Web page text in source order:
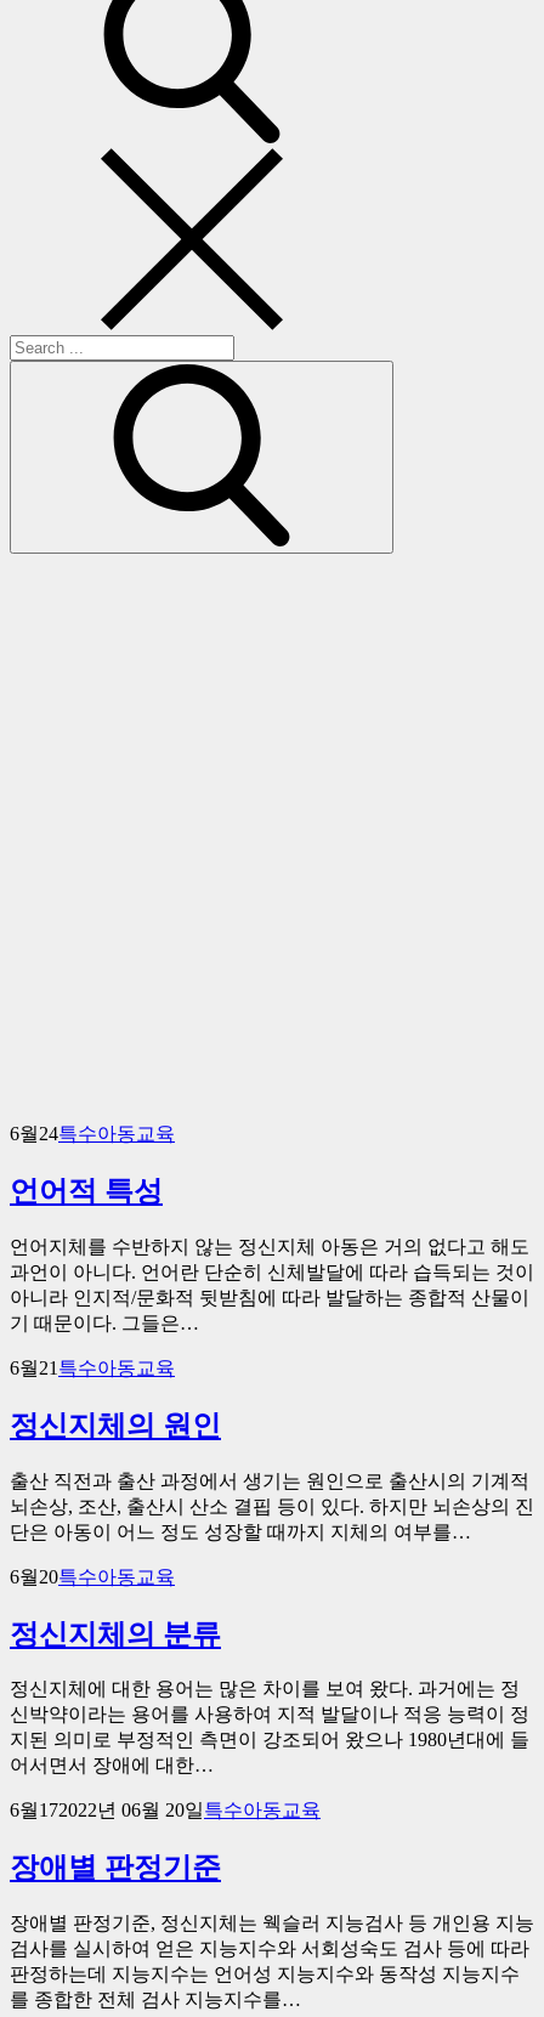
Search
for:
6월24특수아동교육
언어적 특성
언어지체를 수반하지 않는 정신지체 아동은 거의 없다고 해도
과언이 아니다. 언어란 단순히 신체발달에 따라 습득되는 것이
아니라 인지적/문화적 뒷받침에 따라 발달하는 종합적 산물이
기 때문이다. 그들은…
6월21 특수아동교육
정신지체의 원인
출산 직전과 출산 과정에서 생기는 원인으로 출산시의 기계적
뇌손상, 조산, 출산시 산소 결핍 등이 있다. 하지만 뇌손상의 진
단은 아동이 어느 정도 성장할 때까지 지체의 여부를…
6월20특수아동교육
정신지체의 분류
정신지체에 대한 용어는 많은 차이를 보여 왔다. 과거에는 정
신박약이라는 용어를 사용하여 지적 발달이나 적응 능력이 정
지된 의미로 부정적인 측면이 강조되어 왔으나 1980년대에 들
어서면서 장애에 대한…
6월172022년 06월 20일특수아동교육
장애별 판정기준
장애별 판정기준, 정신지체는 웩슬러 지능검사 등 개인용 지능
검사를 실시하여 얻은 지능지수와 서회성숙도 검사 등에 따라
판정하는데 지능지수는 언어성 지능지수와 동작성 지능지수
를 종합한 전체 검사 지능지수를…